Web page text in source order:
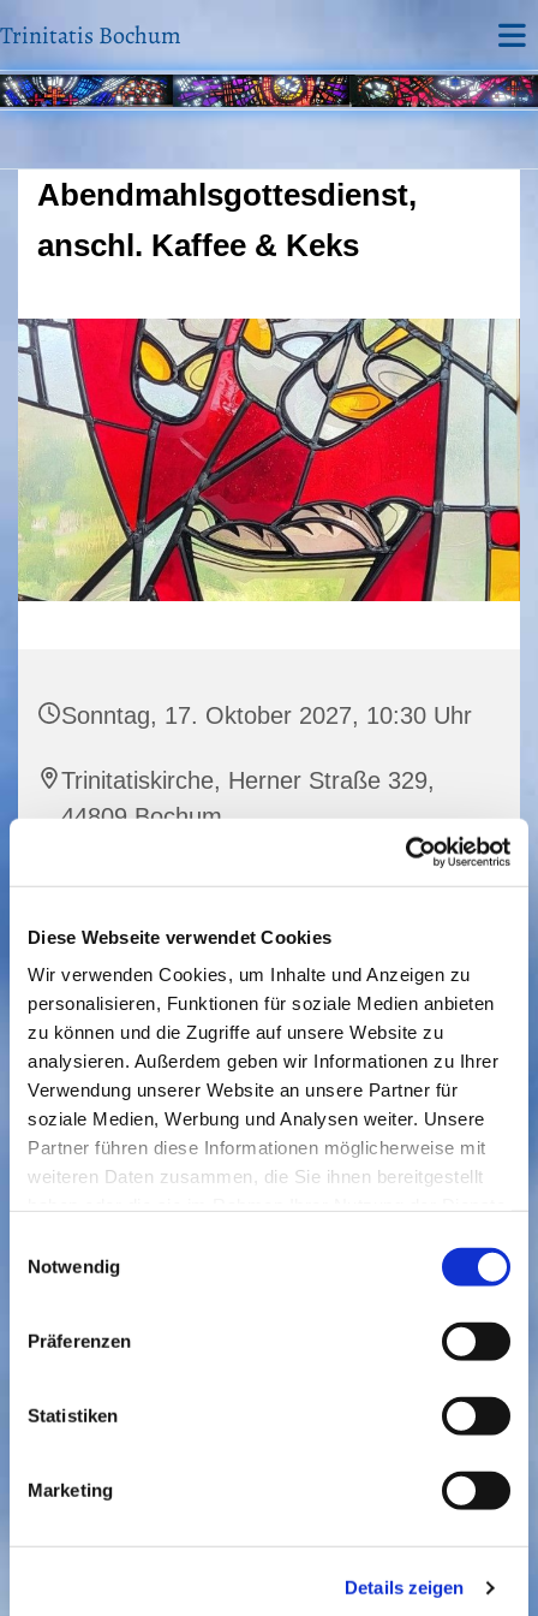
Diese Webseite verwendet Cookies
Wir verwenden Cookies, um Inhalte und Anzeigen zu
personalisieren, Funktionen für soziale Medien anbieten
zu können und die Zugriffe auf unsere Website zu
analysieren. Außerdem geben wir Informationen zu Ihrer
Verwendung unserer Website an unsere Partner für
soziale Medien, Werbung und Analysen weiter. Unsere
Partner führen diese Informationen möglicherweise mit
weiteren Daten zusammen, die Sie ihnen bereitgestellt
Notwendig
Präferenzen
Statistiken
Marketing
Details zeigen
Trinitatis Bochum
Abendmahlsgottesdienst,
anschl. Kaffee & Keks
Sonntag, 17. Oktober 2027, 10:30 Uhr
Trinitatiskirche, Herner Straße 329,
44809 Bochum
Dies könnte Sie auch